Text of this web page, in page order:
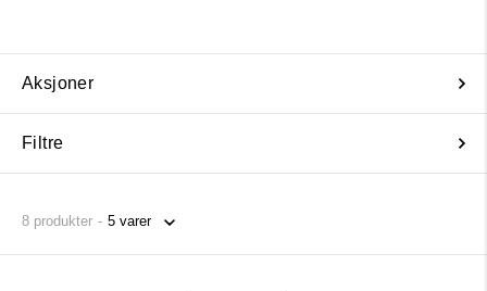
Aksjoner
Filtre
8 produkter